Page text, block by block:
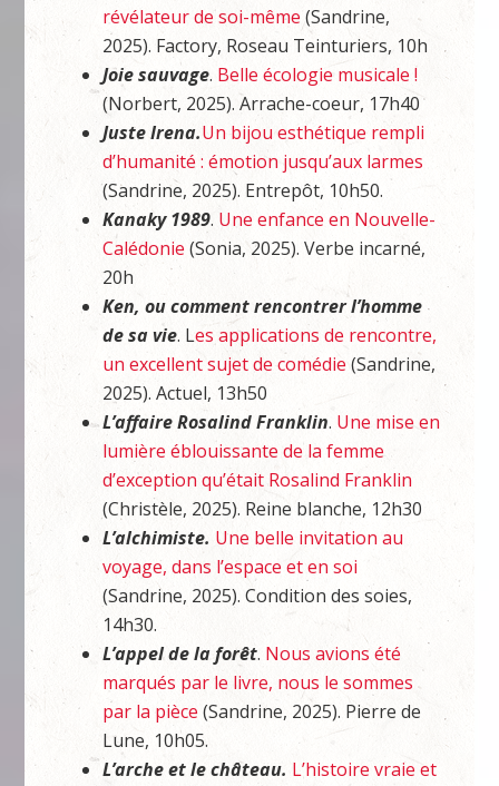
révélateur de soi-même (Sandrine,
2025). Factory, Roseau Teinturiers, 10h
Joie sauvage. Belle écologie musicale !
(Norbert, 2025). Arrache-coeur, 17h40
Juste Irena.Un bijou esthétique rempli
d’humanité : émotion jusqu’aux larmes
(Sandrine, 2025). Entrepôt, 10h50.
Kanaky 1989. Une enfance en Nouvelle-
Calédonie (Sonia, 2025). Verbe incarné,
20h
Ken, ou comment rencontrer l’homme
de sa vie. Les applications de rencontre,
un excellent sujet de comédie(Sandrine,
2025). Actuel, 13h50
L’affaire Rosalind Franklin. Une mise en
lumière éblouissante de la femme
d’exception qu’était Rosalind Franklin
(Christèle, 2025). Reine blanche, 12h30
L’alchimiste. Une belle invitation au
voyage, dans l’espace et en soi
(Sandrine, 2025). Condition des soies,
14h30.
L’appel de la forêt. Nous avions été
marqués par le livre, nous le sommes
par la pièce (Sandrine, 2025). Pierre de
Lune, 10h05.
L’arche et le château. L’histoire vraie et